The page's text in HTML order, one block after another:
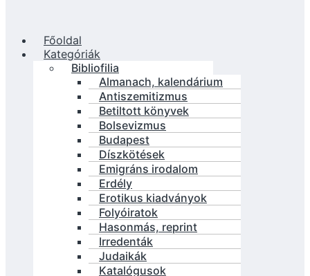
Főoldal
Kategóriák
Bibliofilia
Almanach, kalendárium
Antiszemitizmus
Betiltott könyvek
Bolsevizmus
Budapest
Díszkötések
Emigráns irodalom
Erdély
Erotikus kiadványok
Folyóiratok
Hasonmás, reprint
Irredenták
Judaikák
Katalógusok